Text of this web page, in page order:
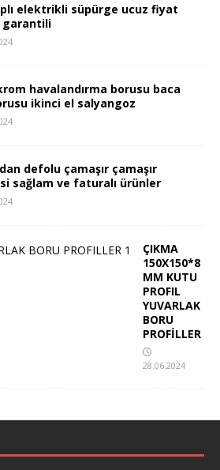
elektrikli süpürge ucuz fiyat
havalandırma borusu baca
ikinci el salyangoz
defolu çamaşır çamaşır
sağlam ve faturalı ürünler
ÇIKMA
150X150*8
MM KUTU
PROFIL
YUVARLAK
BORU
PROFİLLER
28.06.2024